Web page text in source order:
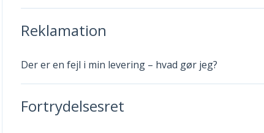
Reklamation
Der er en fejl i min levering – hvad gør jeg?
Fortrydelsesret